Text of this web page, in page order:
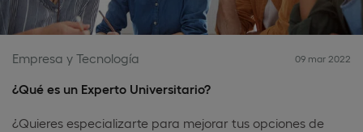
Empresa y Tecnología 09 mar 2022
¿Qué es un Experto Universitario?
¿Quieres especializarte para mejorar tus opciones de